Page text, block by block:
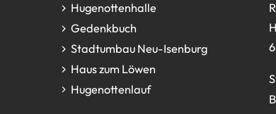
Hugenottenhalle
(Öffnet
in
einem
neuen
Tab)
Gedenkbuch
(Öffnet
in
einem
neuen
Stadtumbau Neu-Isenburg
(Öffnet
in
einem
Haus zum Löwen
(Öffnet
in Hugenottenlauf
(Öffnet